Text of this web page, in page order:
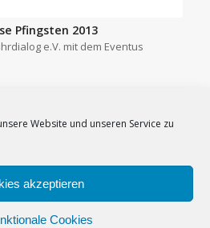
Website und unseren Service zu
akzeptieren
Cookies
Pfingsten 2013
e.V. mit dem Eventus
–Cookie-Richtlinie (EU)–
Newsletter